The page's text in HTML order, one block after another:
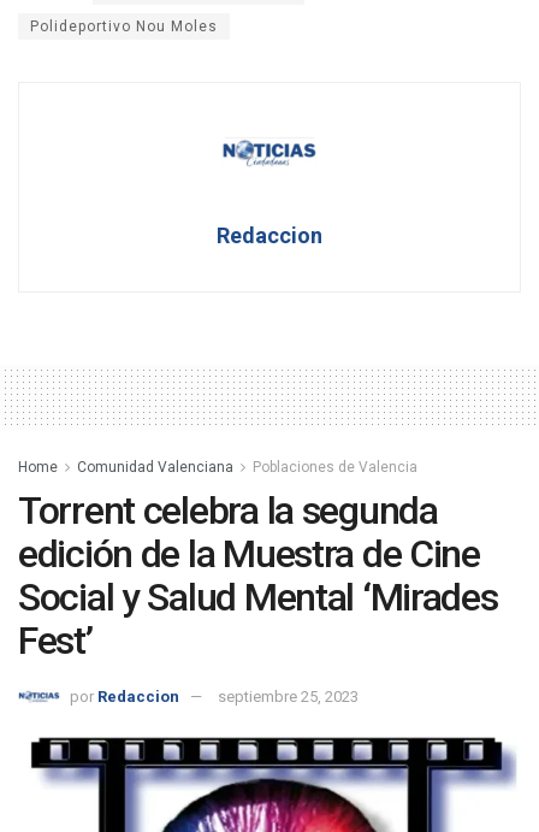
Polideportivo Nou Moles
Redaccion
Home Comunidad Valenciana Poblaciones de Valencia
Torrent celebra la segunda
edición de la Muestra de Cine
Social y Salud Mental ‘Mirades
Fest’
por Redaccion septiembre 25, 2023